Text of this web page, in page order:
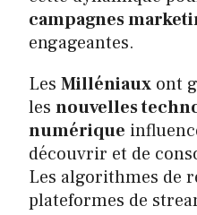
campagnes
engageantes.
Les Milléniaux ont
les nouvelles
numérique
découvrir et de
Les algorithmes de
plateformes de